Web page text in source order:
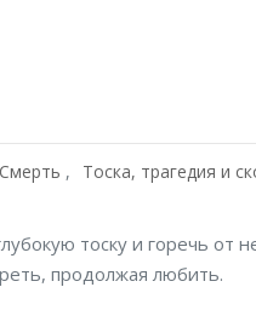
Смерть Тоска, трагедия и
тоску и горечь от
продолжая любить.